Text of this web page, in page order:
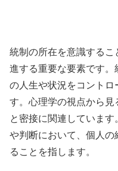
統制の所在を意識するこ
進する重要な要素です
の人生や状況をコントロ
す。心理学の視点から見
と密接に関連していま
や判断において、個人の
ることを指します。